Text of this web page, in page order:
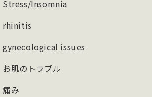
Stress/Insomnia
rhinitis
gynecological issues
お肌のトラブル
痛み